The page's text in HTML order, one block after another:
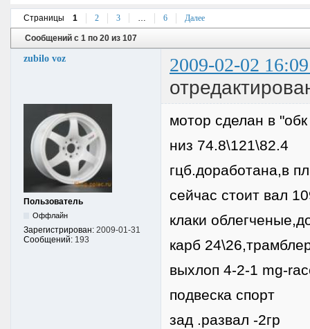
Страницы 1 2 3 … 6 Далее
Сообщений с 1 по 20 из 107
zubilo voz 2009-02-02
Пользователь
Оффлайн
Зарегистрирован: 2009-01-31
Сообщений: 193
мотор сделан в
низ 74.8\121\82.4
гцб.доработана,в
cейчас стоит вал
клаки
карб
выхлоп 4-2-1 mg-
подвеска спорт
зад .развал -2гр